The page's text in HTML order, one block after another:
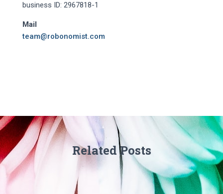
business ID: 2967818-1
Mail
team@robonomist.com
Related Posts